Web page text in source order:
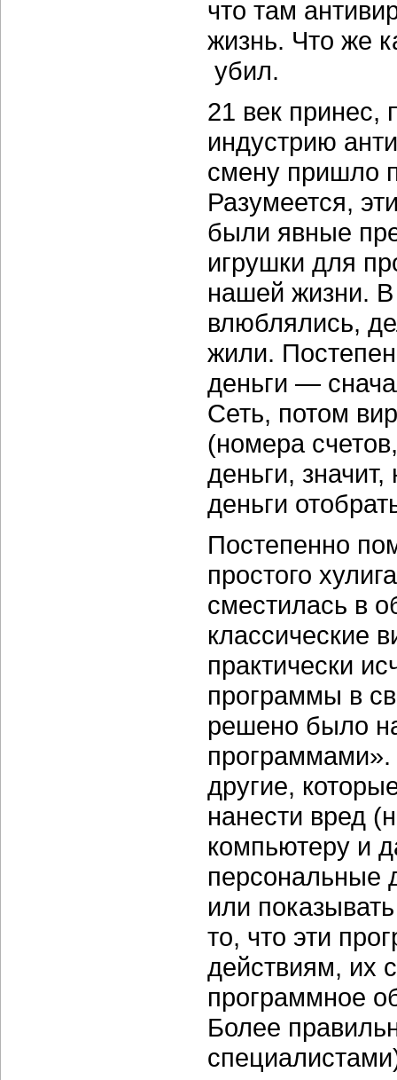
что там
жизнь. Что же
убил.
21 век
индустрию
смену пришло
Разумеется,
были явные
игрушки для
нашей жизни.
влюблялись,
жили.
деньги —
Сеть, потом
(номера
деньги,
деньги
Постепенно
простого
сместилась в
классические
практически
программы в
решено было
другие,
нанести вред
компьютеру и
персональные
или
то, что эти
действиям, их
программное
Более